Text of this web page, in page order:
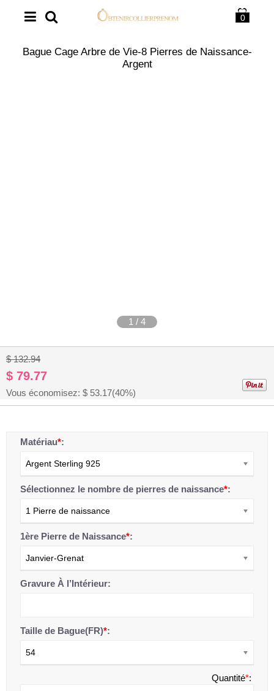
0
Bague Cage Arbre de Vie-8 Pierres de Naissance-
Argent
1 / 4
$ 132.94
$ 79.77
Vous économisez: $ 53.17(40%)
Matériau*:
Argent Sterling 925
Sélectionnez le nombre de pierres de naissance*:
1 Pierre de naissance
1ère Pierre de Naissance*:
Janvier-Grenat
Gravure À l’Intérieur:
Taille de Bague(FR)*:
54
Quantité*: